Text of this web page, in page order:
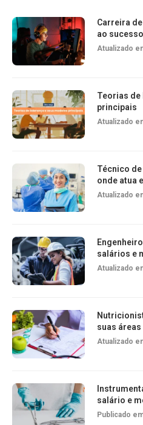
Carreira
ao
Atualizado
Teorias de
principais
Atualizado
Técnico
onde atua
Atualizado
salários e
Atualizado
suas
Atualizado
salário e
Publicado